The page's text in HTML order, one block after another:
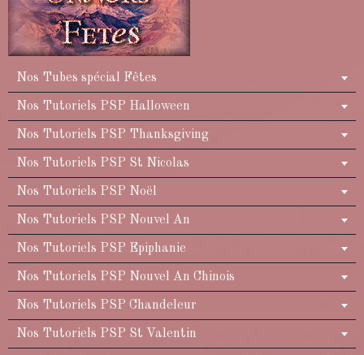
Nos Tubes spécial Fêtes
Nos Tutoriels PSP Halloween
Nos Tutoriels PSP Thanksgiving
Nos Tutoriels PSP St Nicolas
Nos Tutoriels PSP Noël
Nos Tutoriels PSP Nouvel An
Nos Tutoriels PSP Epiphanie
Nos Tutoriels PSP Nouvel An Chinois
Nos Tutoriels PSP Chandeleur
Nos Tutoriels PSP St Valentin